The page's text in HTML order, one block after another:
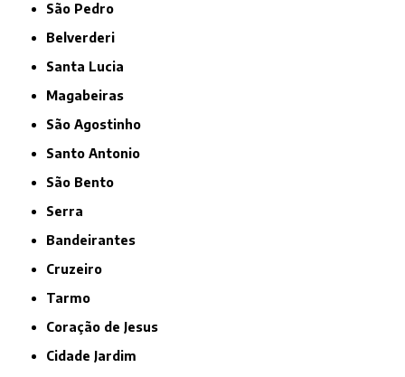
São Pedro
Belverderi
Santa Lucia
Magabeiras
São Agostinho
Santo Antonio
São Bento
Serra
Bandeirantes
Cruzeiro
Tarmo
Coração de Jesus
Cidade Jardim